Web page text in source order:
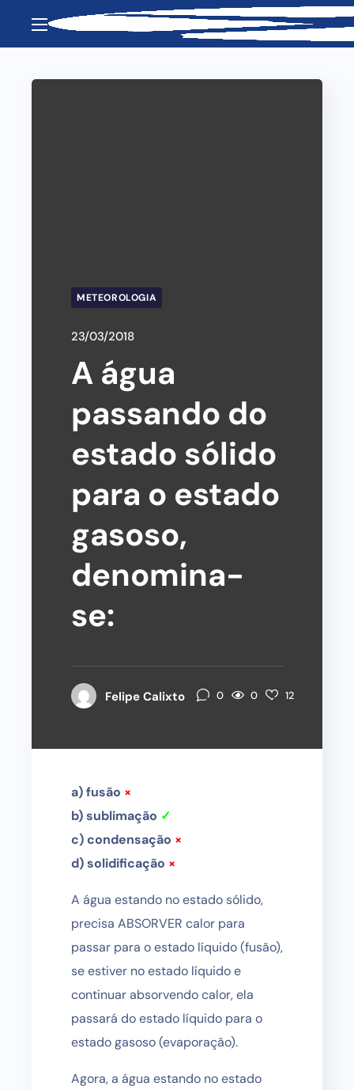
METEOROLOGIA
23/03/2018
A água
passando do
estado sólido
para o estado
gasoso,
denomina-
se:
Felipe Calixto 0 0 12
a) fusão ×
b) sublimação ✓
c) condensação ×
d) solidificação ×
A água estando no estado sólido,
precisa ABSORVER calor para
passar para o estado líquido (fusão),
se estiver no estado líquido e
continuar absorvendo calor, ela
passará do estado líquido para o
estado gasoso (evaporação).
Agora, a água estando no estado